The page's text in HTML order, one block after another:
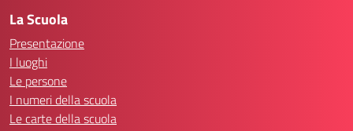
La Scuola
Presentazione
I luoghi
Le persone
I numeri della scuola
Le carte della scuola